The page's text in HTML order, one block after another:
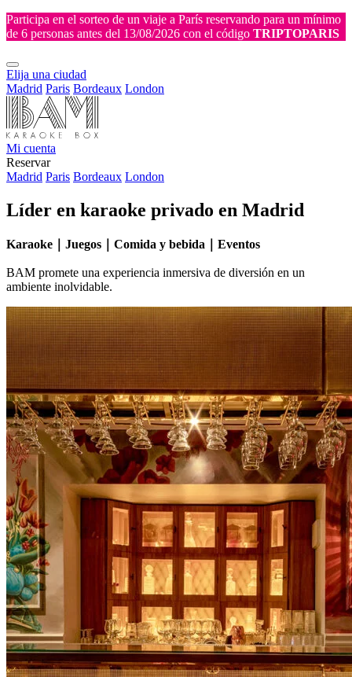
Participa en el sorteo de un viaje a París reservando para un mínimo
de 6 personas antes del 13/08/2026 con el código TRIPTOPARIS
Elija una ciudad
Madrid Paris Bordeaux London
Mi cuenta
Reservar
Madrid Paris Bordeaux London
Líder en karaoke privado en Madrid
Karaoke｜Juegos｜Comida y bebida｜Eventos
BAM promete una experiencia inmersiva de diversión en un
ambiente inolvidable.